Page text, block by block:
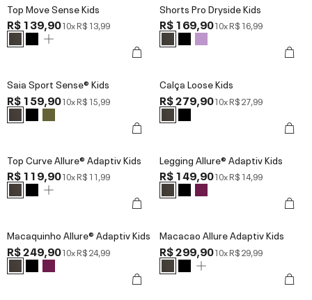
Top Move Sense Kids
R$ 139,9010xR$ 13,99
Shorts Pro Dryside Kids
R$ 169,9010xR$ 16,99
Saia Sport Sense® Kids
R$ 159,9010xR$ 15,99
Calça Loose Kids
R$ 279,9010xR$ 27,99
Top Curve Allure® Adaptiv Kids
R$ 119,9010xR$ 11,99
Legging Allure® Adaptiv Kids
R$ 149,9010xR$ 14,99
Macaquinho Allure® Adaptiv Kids
R$ 249,9010xR$ 24,99
Macacao Allure Adaptiv Kids
R$ 299,9010xR$ 29,99